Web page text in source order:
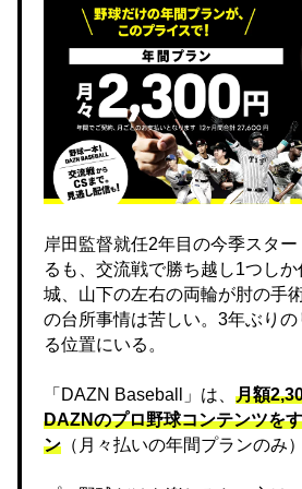
岸田監督就任2年目の今季スタ
るも、交流戦で勝ち越し1つし
城、山下の左右の両輪が肘の手
の台所事情は苦しい。3年ぶりの
る位置にいる。
「DAZN Baseball」は、 月額
DAZNのプロ野球コンテンツを
ン （月々払いの年間プランのみ）